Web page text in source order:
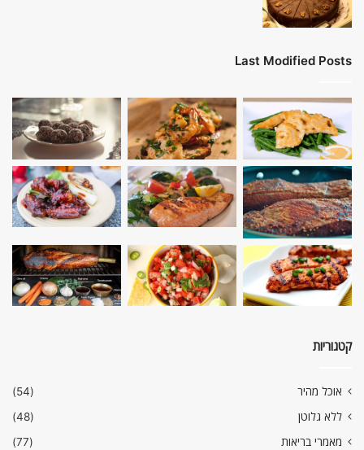
Last Modified Posts
קטגוריות
אוכל מהיר
(54)
ללא גלוטן
(48)
מאמרי בריאות
(77)